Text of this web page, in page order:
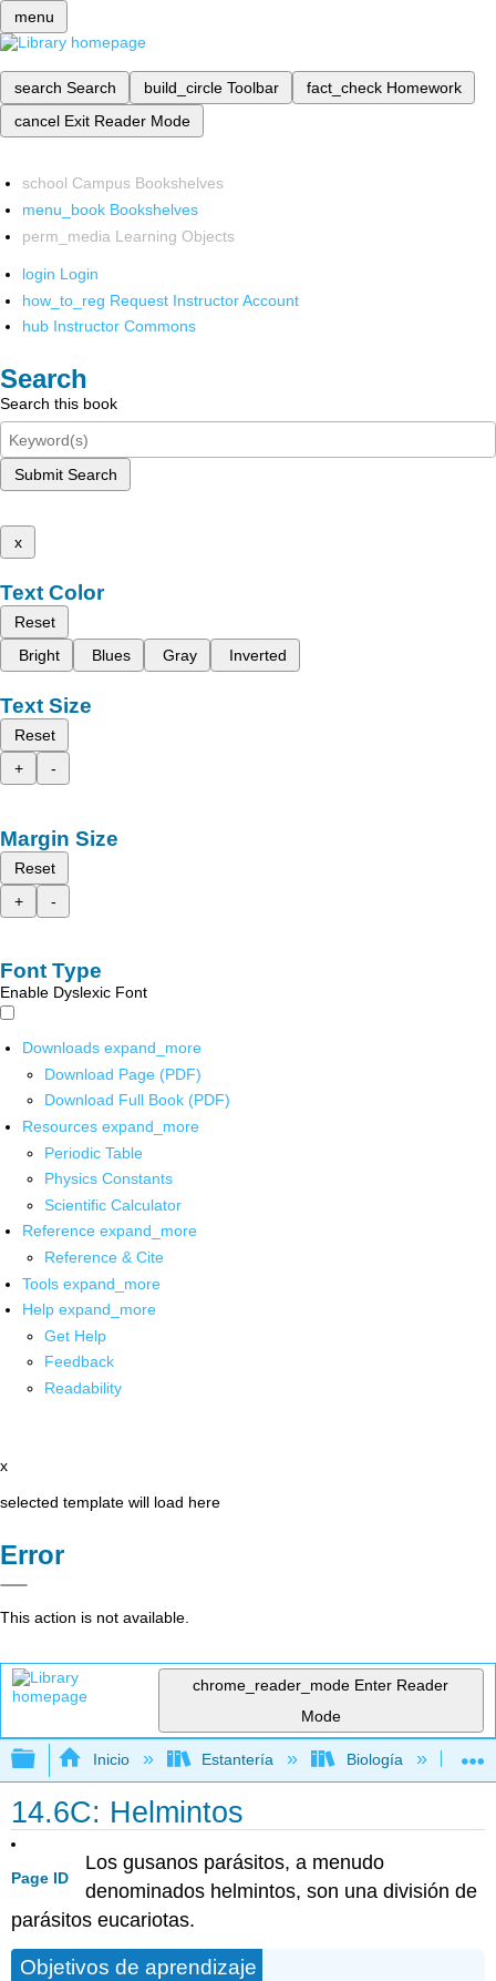
menu
search Search build_circle Toolbar fact_check Homework
cancel Exit Reader Mode
school Campus Bookshelves
menu_book Bookshelves
perm_media Learning Objects
login Login
how_to_reg Request Instructor Account
hub Instructor Commons
Search
Search this book
Submit Search
x
Text Color
Reset
Bright
Blues Gray Inverted
Text Size
Reset
+
-
Margin Size
Reset
+
-
Font Type
Enable Dyslexic Font
Downloads expand_more
Download Page (PDF)
Download Full Book (PDF)
Resources expand_more
Periodic Table
Physics Constants
Scientific Calculator
Reference expand_more
Reference & Cite
Tools expand_more
Help expand_more
Get Help
Feedback
Readability
x
selected template will load here
Error
This action is not available.
chrome_reader_mode Enter Reader
Mode
Expandir/contraer jerarquía global
Inicio Estantería Biología
14.6C: Helmintos
Page ID
Los gusanos parásitos, a menudo
denominados helmintos, son una división de
parásitos eucariotas.
Objetivos de aprendizaje